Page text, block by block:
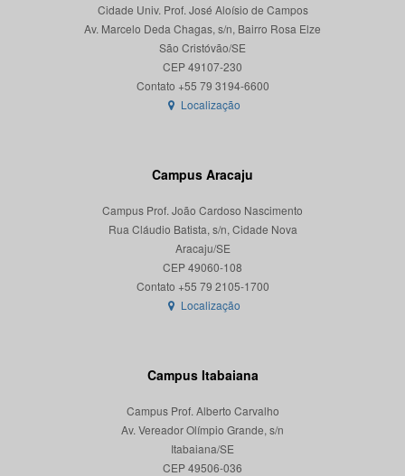
Cidade Univ. Prof. José Aloísio de Campos
Av. Marcelo Deda Chagas, s/n, Bairro Rosa Elze
São Cristóvão/SE
CEP 49107-230
Localização
Campus Aracaju
Campus Prof. João Cardoso Nascimento
Rua Cláudio Batista, s/n, Cidade Nova
Aracaju/SE
CEP 49060-108
Localização
Campus Itabaiana
Campus Prof. Alberto Carvalho
Av. Vereador Olímpio Grande, s/n
Itabaiana/SE
CEP 49506-036